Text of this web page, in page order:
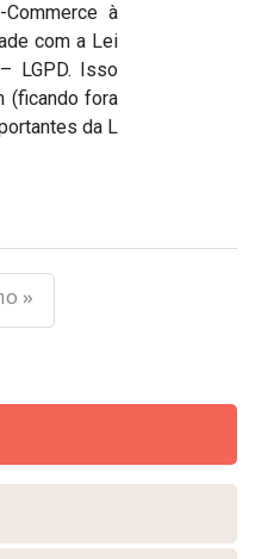
à
com a Lei
LGPD. Isso
(ficando fora
da L
»